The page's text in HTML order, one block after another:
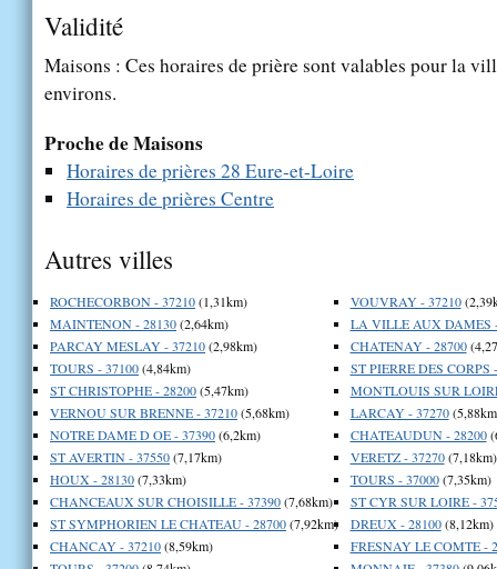
Validité
Maisons : Ces horaires de prière sont valables pour la
environs.
Proche de Maisons
Horaires de prières 28 Eure-et-Loire
Horaires de prières Centre
Autres villes
ROCHECORBON - 37210(1,31km)
MAINTENON - 28130(2,64km)
PARCAY MESLAY - 37210(2,98km)
TOURS - 37100(4,84km)
ST CHRISTOPHE - 28200(5,47km)
VERNOU SUR BRENNE - 37210(5,68km)
NOTRE DAME D OE - 37390(6,2km)
ST AVERTIN - 37550(7,17km)
HOUX - 28130(7,33km)
CHANCEAUX SUR CHOISILLE - 37390(7,68km)
ST SYMPHORIEN LE CHATEAU - 28700(7,92km)
CHANCAY - 37210(8,59km)
VOUVRAY - 37210
LA VILLE AUX DAMES
CHATENAY - 28700
ST PIERRE DES CORPS
MONTLOUIS SUR
LARCAY - 37270
CHATEAUDUN - 28200
VERETZ - 37270(7,18km)
TOURS - 37000(7,35km)
ST CYR SUR LOIRE -
DREUX - 28100(8,12km)
FRESNAY LE COMTE -